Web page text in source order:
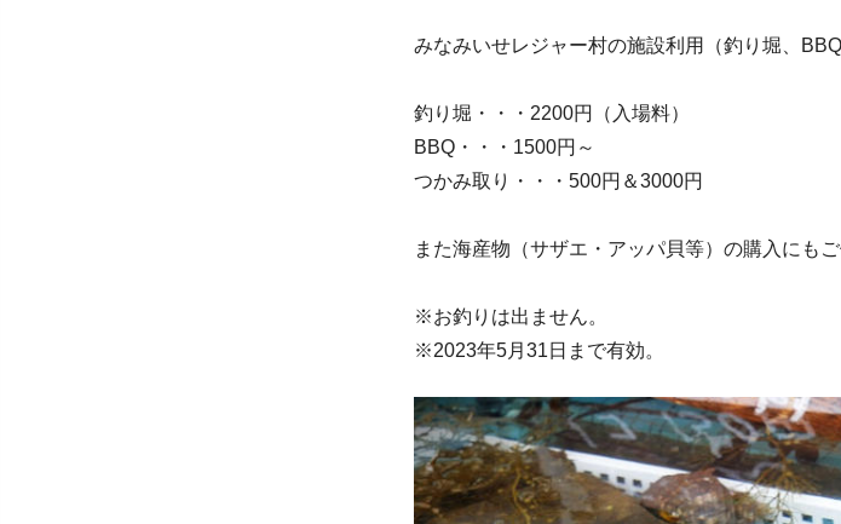
みなみいせレジャー村の施設利用（釣り堀、
釣り堀・・・2200円（入場料）
BBQ・・・1500円～
つかみ取り・・・500円＆3000円
また海産物（サザエ・アッパ貝等）の購入にもご
※お釣りは出ません。
※2023年5月31日まで有効。